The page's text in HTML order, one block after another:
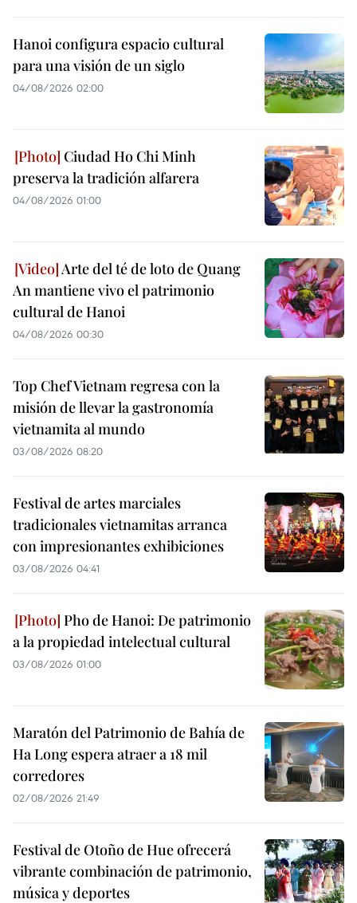
Hanoi configura espacio cultural
para una visión de un siglo
04/08/2026 02:00
Ciudad Ho Chi Minh
preserva la tradición alfarera
04/08/2026 01:00
Arte del té de loto de Quang
An mantiene vivo el patrimonio
cultural de Hanoi
04/08/2026 00:30
Top Chef Vietnam regresa con la
misión de llevar la gastronomía
vietnamita al mundo
03/08/2026 08:20
Festival de artes marciales
tradicionales vietnamitas arranca
con impresionantes exhibiciones
03/08/2026 04:41
Pho de Hanoi: De patrimonio
a la propiedad intelectual cultural
03/08/2026 01:00
Maratón del Patrimonio de Bahía de
Ha Long espera atraer a 18 mil
corredores
02/08/2026 21:49
Festival de Otoño de Hue ofrecerá
vibrante combinación de patrimonio,
música y deportes